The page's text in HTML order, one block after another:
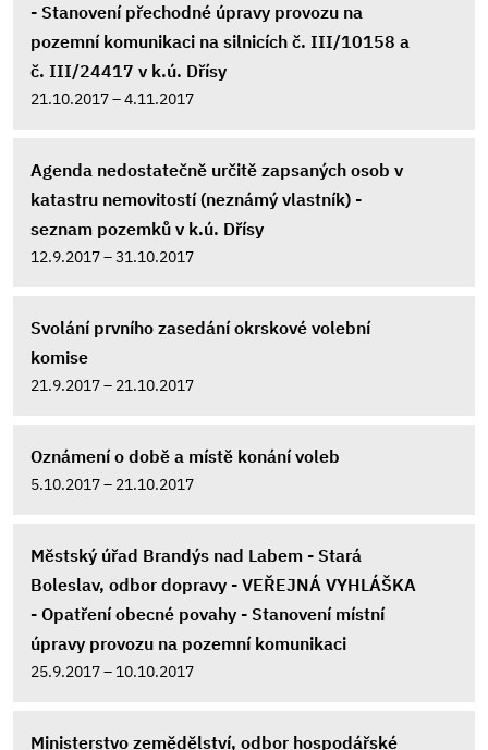
- Stanovení přechodné úpravy provozu na
pozemní komunikaci na silnicích č. III/10158 a
č. III/24417 v k.ú. Dřísy
21.10.2017 – 4.11.2017
Agenda nedostatečně určitě zapsaných osob v
katastru nemovitostí (neznámý vlastník) -
seznam pozemků v k.ú. Dřísy
12.9.2017 – 31.10.2017
Svolání prvního zasedání okrskové volební
komise
21.9.2017 – 21.10.2017
Oznámení o době a místě konání voleb
5.10.2017 – 21.10.2017
Městský úřad Brandýs nad Labem - Stará
Boleslav, odbor dopravy - VEŘEJNÁ VYHLÁŠKA
- Opatření obecné povahy - Stanovení místní
úpravy provozu na pozemní komunikaci
25.9.2017 – 10.10.2017
Ministerstvo zemědělství, odbor hospodářské